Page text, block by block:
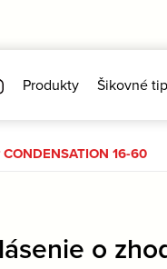
Produkty Šikovné
16-60
o